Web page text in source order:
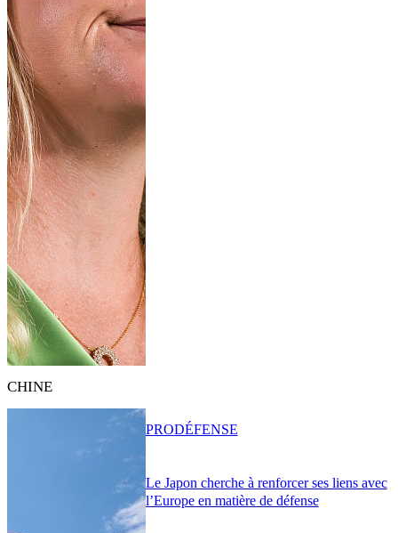
CHINE
Le Japon cherche à renforcer ses liens avec
l’Europe en matière de défense
PRODÉFENSE